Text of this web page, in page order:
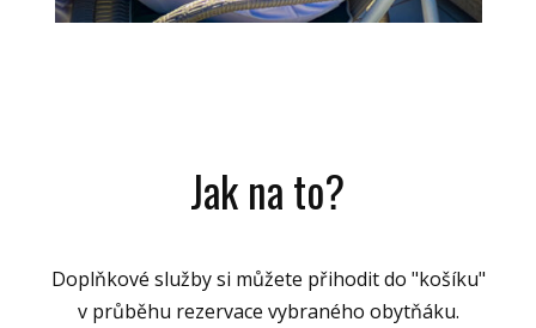
Jak na to?
Doplňkové služby si můžete přihodit do "košíku"
v průběhu rezervace vybraného obytňáku.